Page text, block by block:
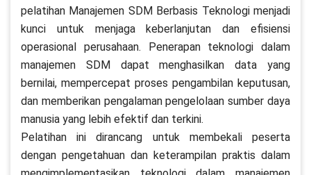
pelatihan Manajemen SDM Berbasis Teknologi menjadi
kunci untuk menjaga keberlanjutan dan efisiensi
operasional perusahaan. Penerapan teknologi dalam
manajemen SDM dapat menghasilkan data yang
bernilai, mempercepat proses pengambilan keputusan,
dan memberikan pengalaman pengelolaan sumber daya
manusia yang lebih efektif dan terkini.
Pelatihan ini dirancang untuk membekali peserta
dengan pengetahuan dan keterampilan praktis dalam